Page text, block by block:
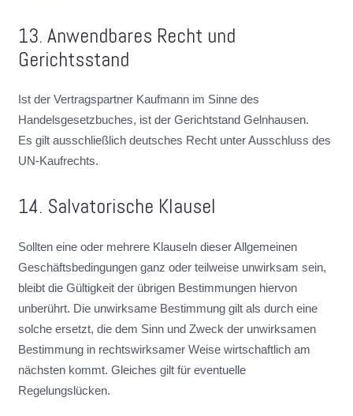
13. Anwendbares Recht und
Gerichtsstand
Ist der Vertragspartner Kaufmann im Sinne des
Handelsgesetzbuches, ist der Gerichtstand Gelnhausen.
Es gilt ausschließlich deutsches Recht unter Ausschluss des
UN-Kaufrechts.
14. Salvatorische Klausel
Sollten eine oder mehrere Klauseln dieser Allgemeinen
Geschäftsbedingungen ganz oder teilweise unwirksam sein,
bleibt die Gültigkeit der übrigen Bestimmungen hiervon
unberührt. Die unwirksame Bestimmung gilt als durch eine
solche ersetzt, die dem Sinn und Zweck der unwirksamen
Bestimmung in rechtswirksamer Weise wirtschaftlich am
nächsten kommt. Gleiches gilt für eventuelle
Regelungslücken.